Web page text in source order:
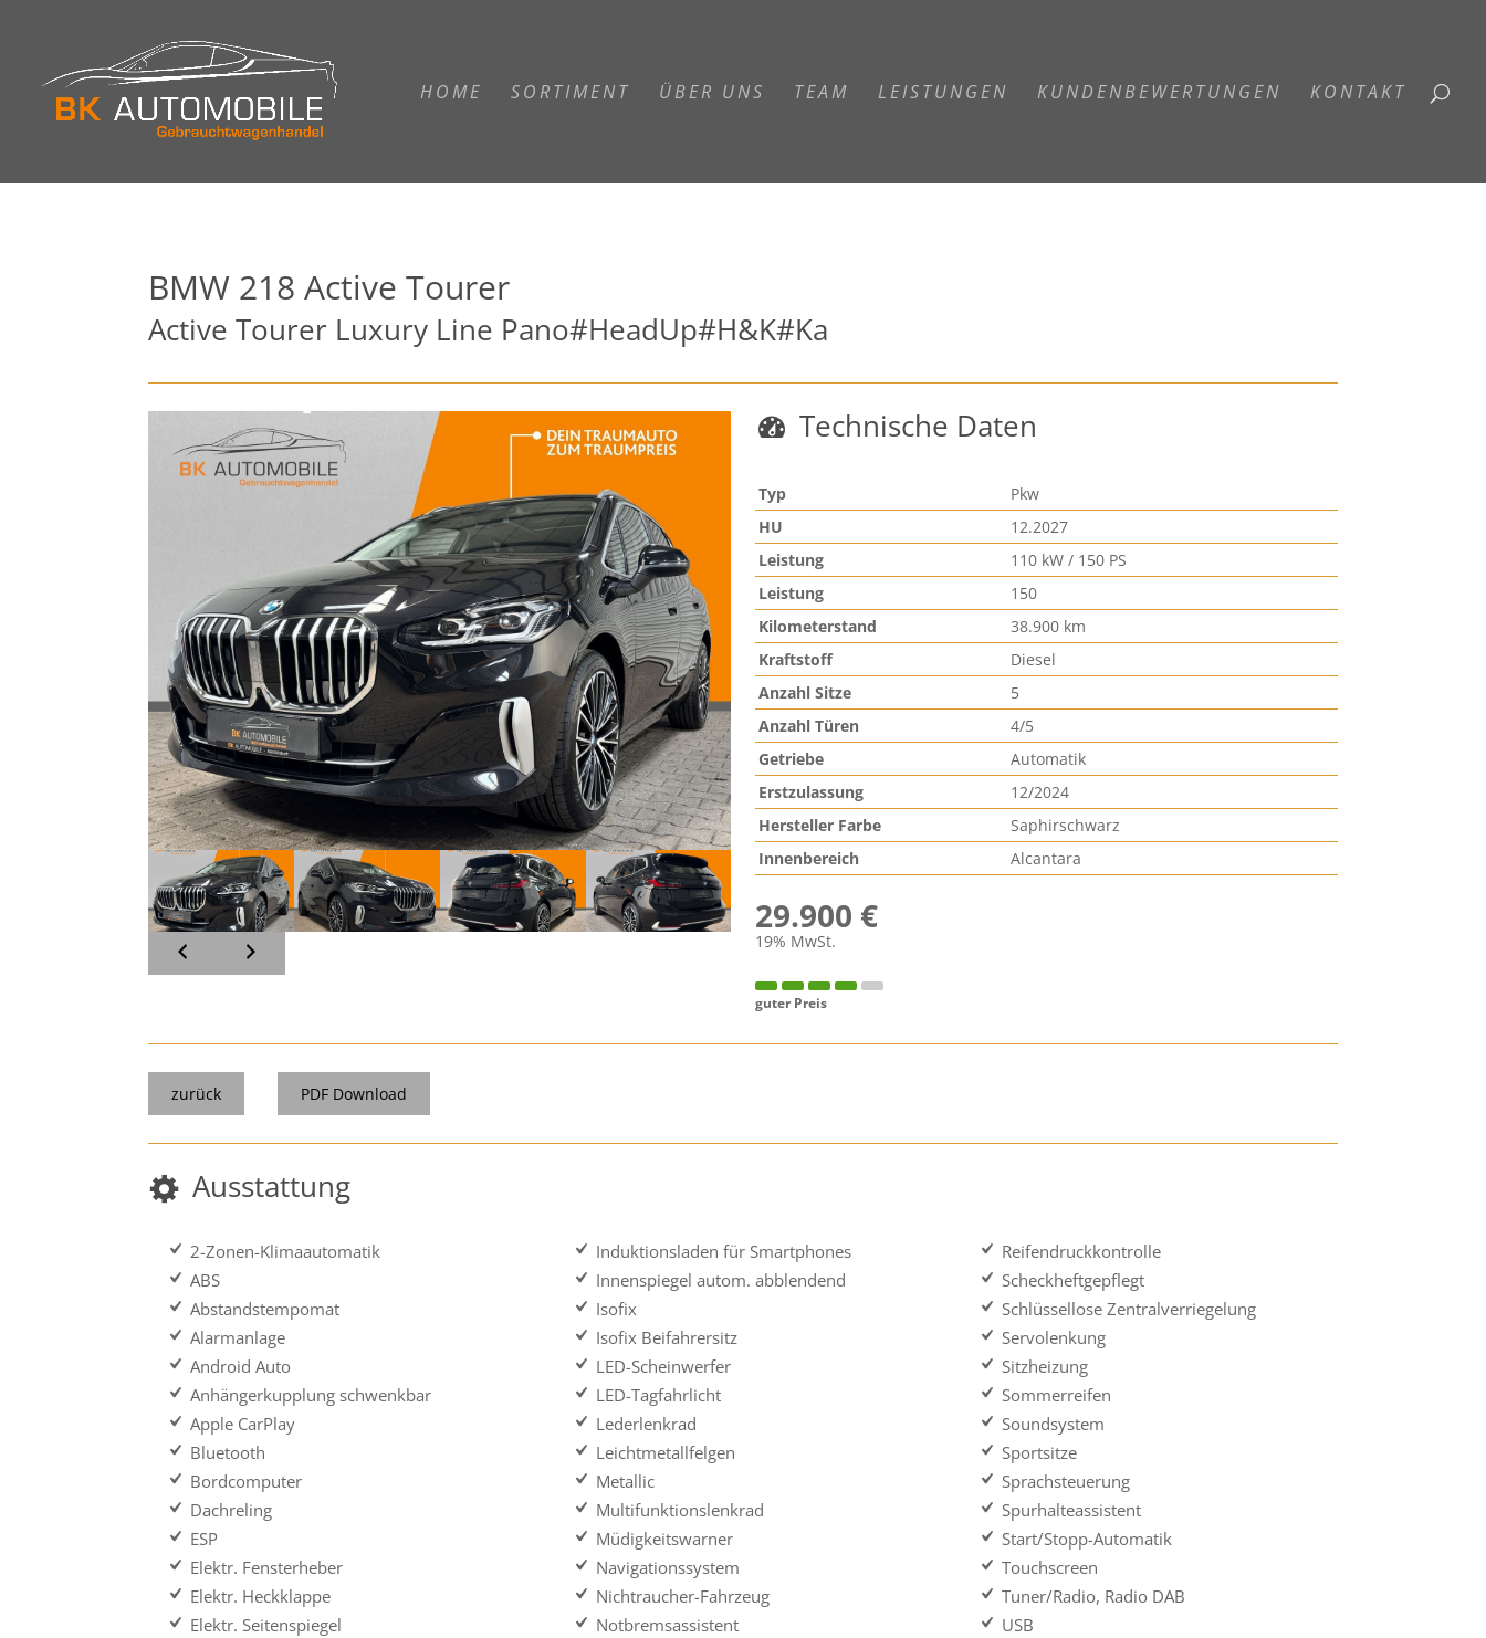
HOME SORTIMENT ÜBER UNS TEAM LEISTUNGEN KUNDENBEWERTUNGEN KONTAKT
BMW 218 Active Tourer
Active Tourer Luxury Line Pano#HeadUp#H&K#Ka
Technische Daten
Typ
Pkw
HU
12.2027
Leistung
110 kW / 150 PS
Leistung
150
Kilometerstand
38.900 km
Kraftstoff
Diesel
Anzahl Sitze
5
Anzahl Türen
4/5
Getriebe
Automatik
Erstzulassung
12/2024
Hersteller Farbe
Saphirschwarz
Innenbereich
Alcantara
29.900 €
19% MwSt.
guter Preis
zurück PDF Download
Ausstattung
2-Zonen-Klimaautomatik
ABS
Abstandstempomat
Alarmanlage
Android Auto
Anhängerkupplung schwenkbar
Apple CarPlay
Bluetooth
Bordcomputer
Dachreling
ESP
Elektr. Fensterheber
Elektr. Heckklappe
Elektr. Seitenspiegel
Induktionsladen für Smartphones
Innenspiegel autom. abblendend
Isofix
Isofix Beifahrersitz
LED-Scheinwerfer
LED-Tagfahrlicht
Lederlenkrad
Leichtmetallfelgen
Metallic
Multifunktionslenkrad
Müdigkeitswarner
Navigationssystem
Nichtraucher-Fahrzeug
Notbremsassistent
Reifendruckkontrolle
Scheckheftgepflegt
Schlüssellose Zentralverriegelung
Servolenkung
Sitzheizung
Sommerreifen
Soundsystem
Sportsitze
Sprachsteuerung
Spurhalteassistent
Start/Stopp-Automatik
Touchscreen
Tuner/Radio, Radio DAB
USB